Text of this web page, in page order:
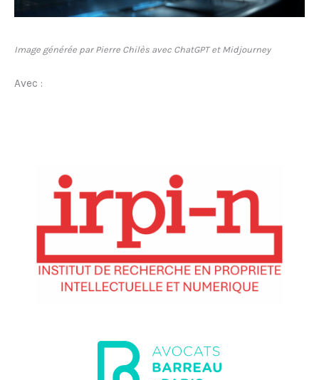
Image générée par Pierre Chilès avec ChatGPT et Midjourney
Avec :